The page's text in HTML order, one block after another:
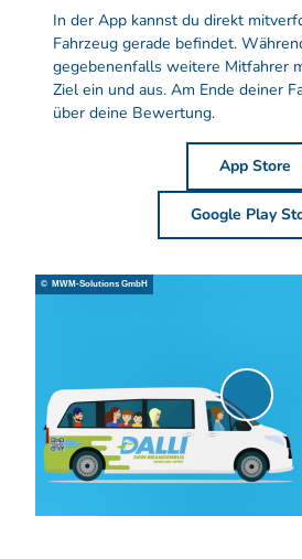
In der App kannst du direkt
Fahrzeug gerade befindet.
gegebenenfalls weitere Mitfahrer
Ziel ein und aus. Am Ende deiner
über deine Bewertung.
App Store
Google Play
V
i
d
e
o
© MWM-Solutions GmbH